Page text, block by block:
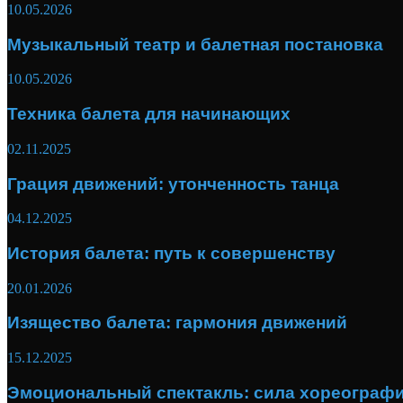
10.05.2026
Музыкальный театр и балетная постановка
10.05.2026
Техника балета для начинающих
02.11.2025
Грация движений: утонченность танца
04.12.2025
История балета: путь к совершенству
20.01.2026
Изящество балета: гармония движений
15.12.2025
Эмоциональный спектакль: сила